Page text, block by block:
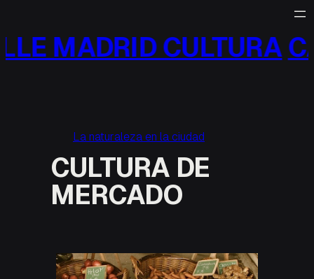
contenidoMADRID CULTURA
La naturaleza en la ciudad
CULTURA DE
MERCADO